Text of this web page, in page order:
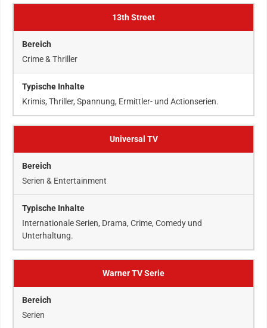
13th Street
Crime & Thriller
Krimis, Thriller, Spannung, Ermittler- und Actionserien.
Universal TV
Serien & Entertainment
Internationale Serien, Drama, Crime, Comedy und
Unterhaltung.
Warner TV Serie
Serien